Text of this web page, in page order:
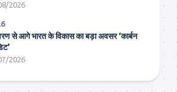
2026
से आगे भारत के विकास का बड़ा अवसर ‘कार्बन
2026